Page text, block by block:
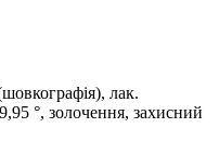
лак.
°, золочення, захисний